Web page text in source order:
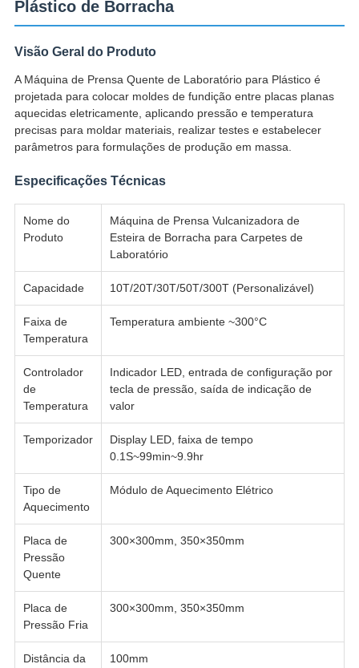
Plástico de Borracha
Visão Geral do Produto
A Máquina de Prensa Quente de Laboratório para Plástico é
projetada para colocar moldes de fundição entre placas planas
aquecidas eletricamente, aplicando pressão e temperatura
precisas para moldar materiais, realizar testes e estabelecer
parâmetros para formulações de produção em massa.
Especificações Técnicas
Nome do
Produto
Máquina de Prensa Vulcanizadora de
Esteira de Borracha para Carpetes de
Laboratório
Capacidade 10T/20T/30T/50T/300T (Personalizável)
Faixa de
Temperatura
Temperatura ambiente ~300°C
Controlador
de
Temperatura
Indicador LED, entrada de configuração por
tecla de pressão, saída de indicação de
valor
Temporizador
Display LED, faixa de tempo
0.1S~99min~9.9hr
Tipo de
Aquecimento
Módulo de Aquecimento Elétrico
Placa de
Pressão
Quente
300×300mm, 350×350mm
Placa de
Pressão Fria
300×300mm, 350×350mm
Distância da
100mm